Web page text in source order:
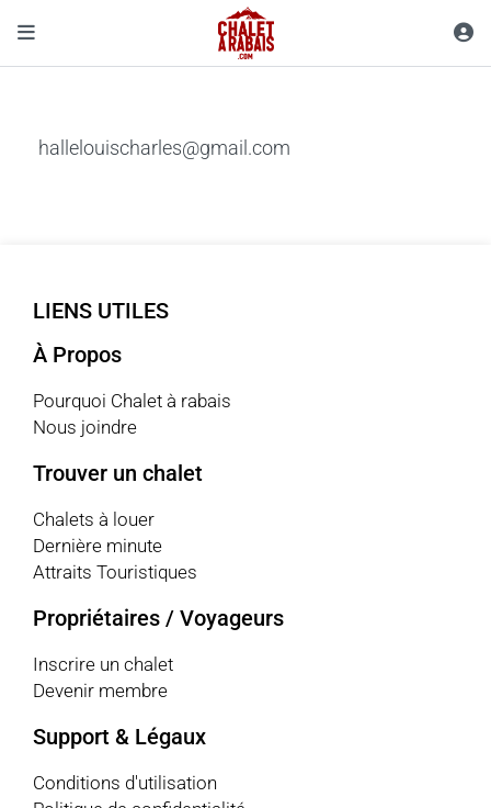
hallelouischarles@gmail.com
LIENS UTILES
À Propos
Pourquoi Chalet à rabais
Nous joindre
Trouver un chalet
Chalets à louer
Dernière minute
Attraits Touristiques
Propriétaires / Voyageurs
Inscrire un chalet
Devenir membre
Support & Légaux
Conditions d'utilisation